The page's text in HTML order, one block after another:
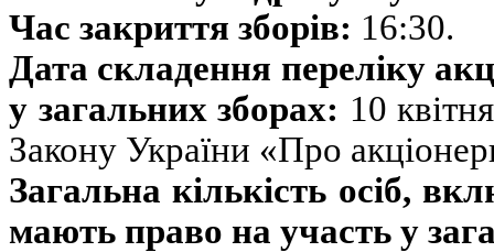
Час закриття зборів: 16:30.
Дата складення переліку
у загальних зборах: 10
Закону України «Про
Загальна кількість осіб,
мають право на участь у